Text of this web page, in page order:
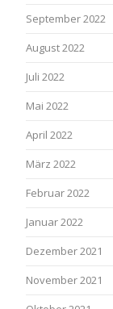
September 2022
August 2022
Juli 2022
Mai 2022
April 2022
März 2022
Februar 2022
Januar 2022
Dezember 2021
November 2021